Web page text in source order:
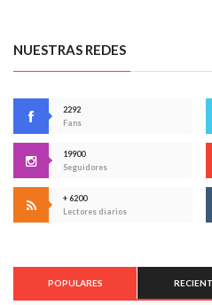
NUESTRAS REDES
2292
Fans
19900
Seguidores
+ 6200
Lectores diarios
POPULARES